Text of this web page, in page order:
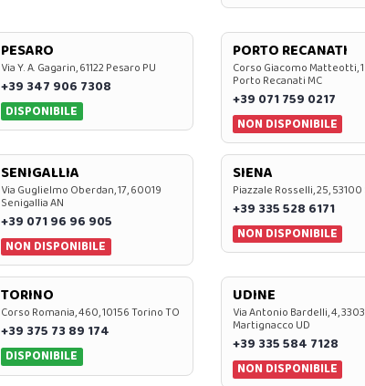
PESARO
Via Y. A. Gagarin, 61122 Pesaro PU
+39 347 906 7308
DISPONIBILE
PORTO RECANATI
Corso Giacomo Matteotti,
Porto Recanati MC
+39 071 759 0217
NON DISPONIBILE
SENIGALLIA
Via Guglielmo Oberdan, 17, 60019
Senigallia AN
+39 071 96 96 905
NON DISPONIBILE
SIENA
Piazzale Rosselli, 25, 53100
+39 335 528 6171
NON DISPONIBILE
TORINO
Corso Romania, 460, 10156 Torino TO
+39 375 73 89 174
DISPONIBILE
UDINE
Via Antonio Bardelli, 4,
Martignacco UD
+39 335 584 7128
NON DISPONIBILE